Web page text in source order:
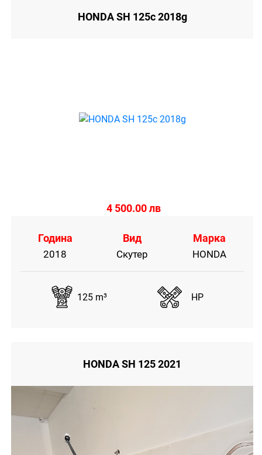
HONDA SH 125c 2018g
4 500.00 лв
Година
2018
Вид
Скутер
Марка
HONDA
125 m³ HP
HONDA SH 125 2021